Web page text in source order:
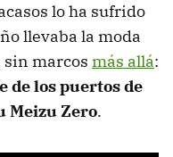
lo ha sufrido
llevaba la moda
sin marcos más allá:
de los puertos de
Meizu Zero.